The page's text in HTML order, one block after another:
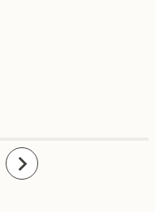
Fremover